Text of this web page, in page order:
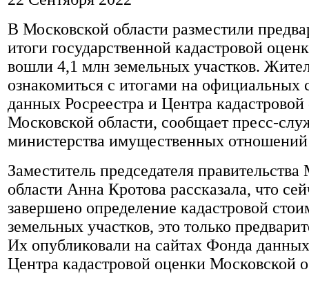
В Московской области разместили
итоги государственной кадастровой
вошли 4,1 млн земельных участков.
ознакомиться с итогами на официальных
данных Росреестра и Центра
Московской области, сообщает пресс-
министерства имущественных
Заместитель председателя
области Анна Кротова рассказала, что
завершено определение кадастровой
земельных участков, это только
Их опубликовали на сайтах Фонда
Центра кадастровой оценки Московской